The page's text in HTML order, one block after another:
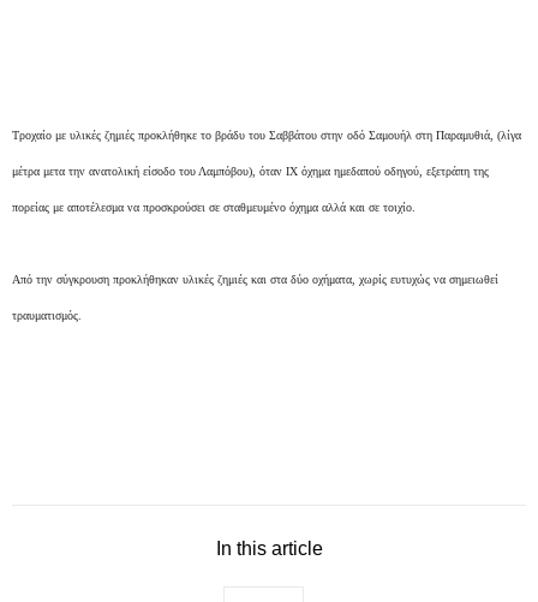
Τροχαίο με υλικές ζημιές προκλήθηκε το βράδυ του Σαββάτου στην οδό Σαμουήλ στη Παραμυθιά, (λίγα
μέτρα μετα την ανατολική είσοδο του Λαμπόβου), όταν IΧ όχημα ημεδαπού οδηγού, εξετράπη της
πορείας με αποτέλεσμα να προσκρούσει σε σταθμευμένο όχημα αλλά και σε τοιχίο.
Από την σύγκρουση προκλήθηκαν υλικές ζημιές και στα δύο οχήματα, χωρίς ευτυχώς να σημειωθεί
τραυματισμός.
In this article